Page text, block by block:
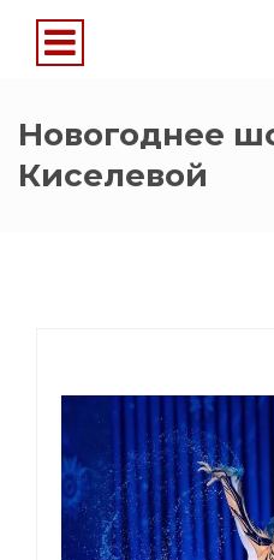
Новогоднее
Киселевой